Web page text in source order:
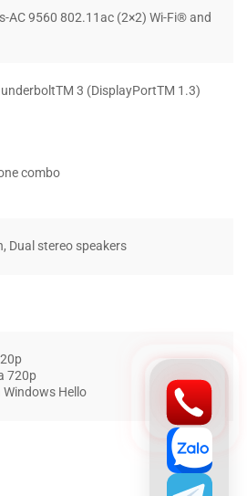
AC 9560 802.11ac (2×2) Wi-Fi® and
3 (DisplayPortTM 1.3)
combo
Dual stereo speakers
720p
Hello